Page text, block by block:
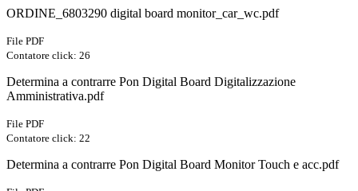
ORDINE_6803290 digital board monitor_car_wc.pdf
File PDF
Contatore click: 26
Determina a contrarre Pon Digital Board Digitalizzazione
Amministrativa.pdf
File PDF
Contatore click: 22
Determina a contrarre Pon Digital Board Monitor Touch e acc.pdf